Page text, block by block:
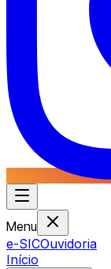
Menu
e-SICOuvidoria
Início